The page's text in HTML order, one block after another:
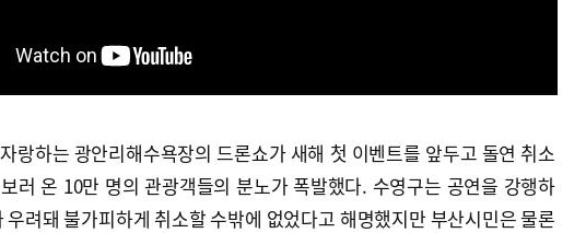
랑하는 광안리해수욕장의 드론쇼가 새해 첫 이벤트를 앞두고 돌연 취소
러 온 10만 명의 관광객들의 분노가 폭발했다. 수영구는 공연을 강행하
우려돼 불가피하게 취소할 수밖에 없었다고 해명했지만 부산시민은 물론